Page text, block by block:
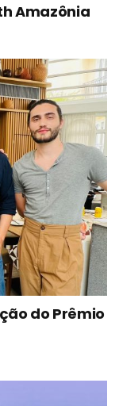
Amazônia
do Prêmio